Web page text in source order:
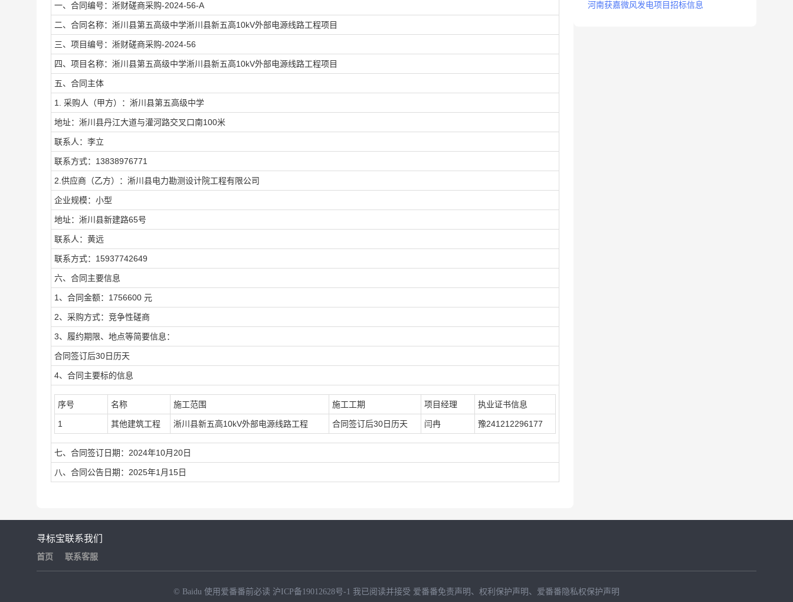
一、合同编号：淅财磋商采购-2024-56-A
二、合同名称：淅川县第五高级中学淅川县新五高10kV外部电源线路工程项目
三、项目编号：淅财磋商采购-2024-56
四、项目名称：淅川县第五高级中学淅川县新五高10kV外部电源线路工程项目
五、合同主体
1. 采购人（甲方）：淅川县第五高级中学
地址：淅川县丹江大道与灌河路交叉口南100米
联系人：李立
联系方式：13838976771
2.供应商（乙方）：淅川县电力勘测设计院工程有限公司
企业规模：小型
地址：淅川县新建路65号
联系人：黄远
联系方式：15937742649
六、合同主要信息
1、合同金额：1756600 元
2、采购方式：竞争性磋商
3、履约期限、地点等简要信息：
合同签订后30日历天
4、合同主要标的信息
序号 名称 施工范围 施工工期 项目经理 执业证书信息
1 其他建筑工程 淅川县新五高10kV外部电源线路工程 合同签订后30日历天 闫冉 豫241212296177
七、合同签订日期：2024年10月20日
八、合同公告日期：2025年1月15日
河南获嘉微风发电项目招标信息
寻标宝
首页
联系我们
联系客服
© Baidu 使用爱番番前必读 沪ICP备19012628号-1 我已阅读并接受 爱番番免责声明 、 权利保护声明 、 爱番番隐私权保护声明